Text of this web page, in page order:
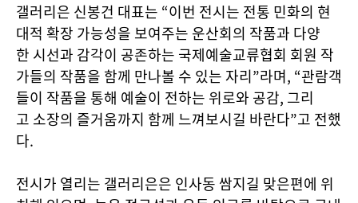
갤러리은 신봉건 대표는 “이번 전시는 전통 민화의 현
대적 확장 가능성을 보여주는 운산회의 작품과 다양
한 시선과 감각이 공존하는 국제예술교류협회 회원 작
가들의 작품을 함께 만나볼 수 있는 자리”라며, “관람객
들이 작품을 통해 예술이 전하는 위로와 공감, 그리
고 소장의 즐거움까지 함께 느껴보시길 바란다”고 전했
다.
전시가 열리는 갤러리은은 인사동 쌈지길 맞은편에 위